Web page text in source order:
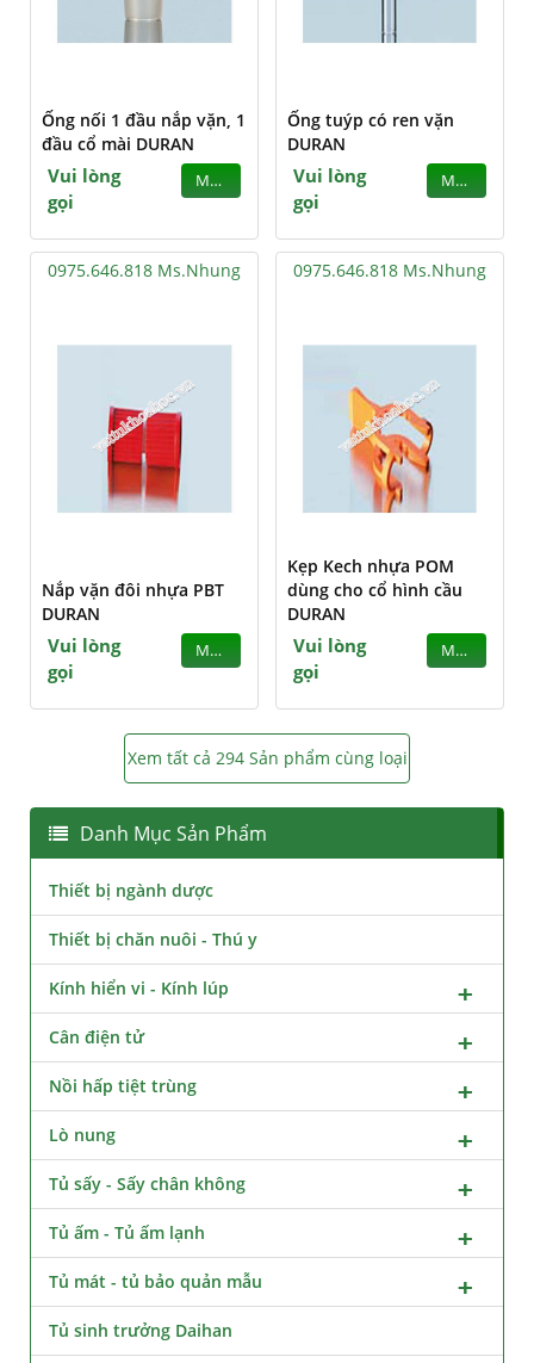
Ống nối 1 đầu nắp vặn, 1
đầu cổ mài DURAN
Vui lòng
gọi
MUA
Ống tuýp có ren vặn
DURAN
Vui lòng
gọi
MUA
0975.646.818 Ms.Nhung
Nắp vặn đôi nhựa PBT
DURAN
Vui lòng
gọi
MUA
0975.646.818 Ms.Nhung
Kẹp Kech nhựa POM
dùng cho cổ hình cầu
DURAN
Vui lòng
gọi
MUA
Xem tất cả 294 Sản phẩm cùng loại
Danh Mục Sản Phẩm
Thiết bị ngành dược
Thiết bị chăn nuôi - Thú y
Kính hiển vi - Kính lúp
Cân điện tử
Nồi hấp tiệt trùng
Lò nung
Tủ sấy - Sấy chân không
Tủ ấm - Tủ ấm lạnh
Tủ mát - tủ bảo quản mẫu
Tủ sinh trưởng Daihan